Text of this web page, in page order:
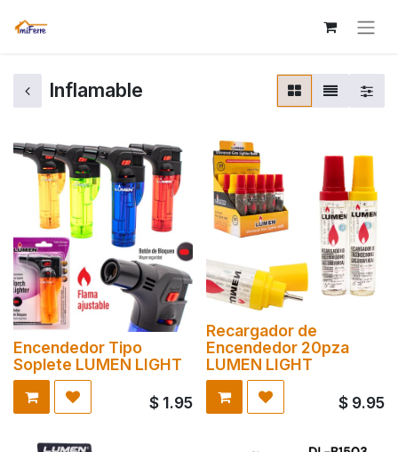
Inflamable
Encendedor Tipo
Soplete LUMEN LIGHT
$ 1.95
Recargador de
Encendedor 20pza
LUMEN LIGHT
$ 9.95